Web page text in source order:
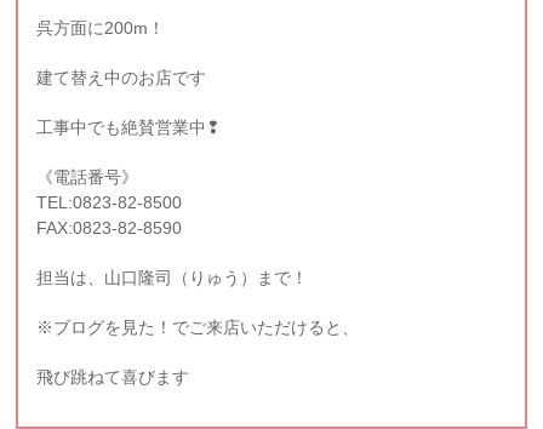
呉方面に200m！
建て替え中のお店です
工事中でも絶賛営業中❢
《電話番号》
TEL:0823-82-8500
FAX:0823-82-8590
担当は、山口隆司（りゅう）まで！
※ブログを見た！でご来店いただけると、
飛び跳ねて喜びます